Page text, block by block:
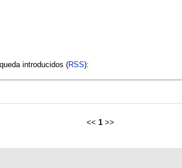
introducidos (RSS):
<< 1 >>